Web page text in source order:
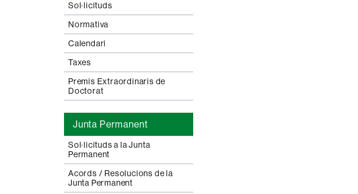
Sol·licituds
Normativa
Calendari
Taxes
Premis Extraordinaris de
Doctorat
Junta Permanent
Sol·licituds a la Junta
Permanent
Acords / Resolucions de la
Junta Permanent